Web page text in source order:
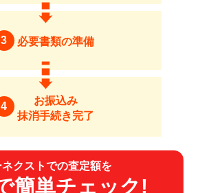
3 必要書類の準備
4
お振込み
抹消手続き完了
ネクストでの査定額を
簡単チェック!